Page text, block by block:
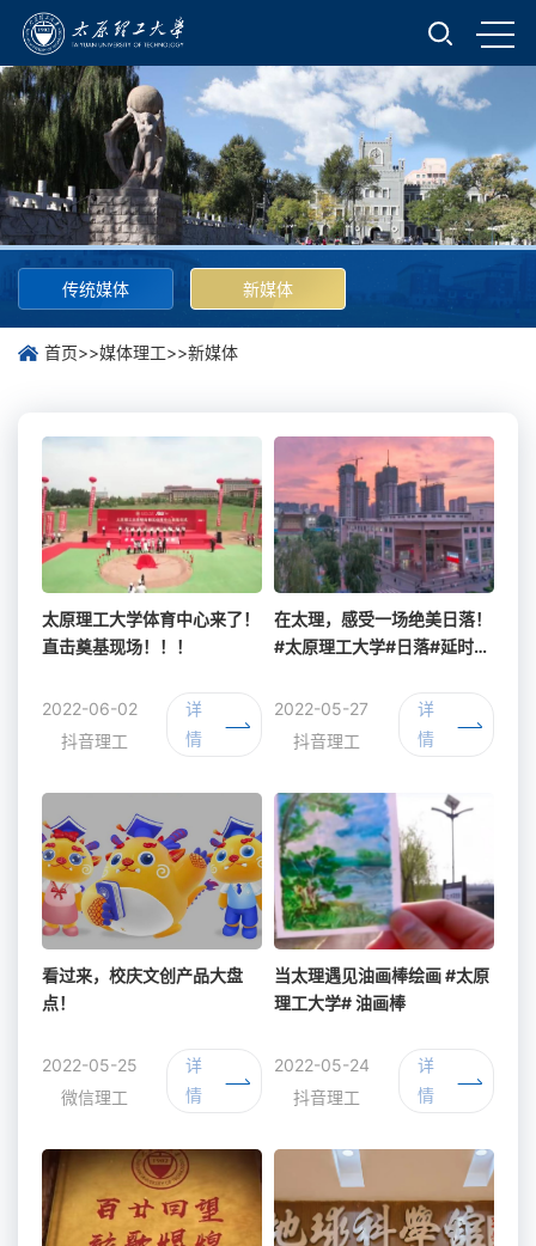
传统媒体 新媒体
首页>>媒体理工>>新媒体
太原理工大学体育中心来了！
直击奠基现场！！！
2022-06-02
抖音理工
详
情
在太理，感受一场绝美日落！
#太原理工大学#日落#延时摄
2022-05-27
抖音理工
详
情
看过来，校庆文创产品大盘
点！
2022-05-25
微信理工
详
情
当太理遇见油画棒绘画 #太原
理工大学# 油画棒
2022-05-24
抖音理工
详
情